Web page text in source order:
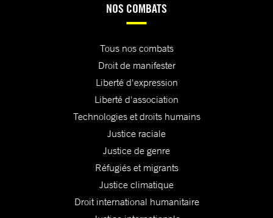
NOS COMBATS
Tous nos combats
Droit de manifester
Liberté d'expression
Liberté d'association
Technologies et droits humains
Justice raciale
Justice de genre
Réfugiés et migrants
Justice climatique
Droit international humanitaire